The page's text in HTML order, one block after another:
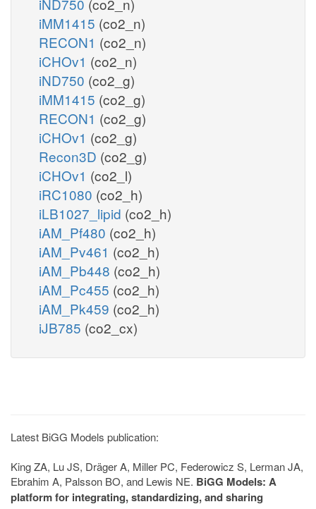
iMM1415 (co2_n)
RECON1 (co2_n)
iCHOv1 (co2_n)
iND750 (co2_g)
iMM1415 (co2_g)
RECON1 (co2_g)
iCHOv1 (co2_g)
Recon3D (co2_g)
iCHOv1 (co2_l)
iRC1080 (co2_h)
iLB1027_lipid (co2_h)
iAM_Pf480 (co2_h)
iAM_Pv461 (co2_h)
iAM_Pb448 (co2_h)
iAM_Pc455 (co2_h)
iAM_Pk459 (co2_h)
iJB785 (co2_cx)
Latest BiGG Models publication:
King ZA, Lu JS, Dräger A, Miller PC, Federowicz S, Lerman JA,
Ebrahim A, Palsson BO, and Lewis NE. BiGG Models: A
platform for integrating, standardizing, and sharing